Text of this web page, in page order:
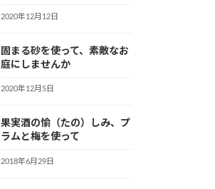
2020年12月12日
固まる砂を使って、素敵なお
庭にしませんか
2020年12月5日
果実酒の愉（たの）しみ、プ
ラムと梅を使って
2018年6月29日